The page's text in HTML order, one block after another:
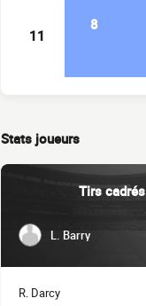
11
8
Stats joueurs
Tirs cadrés
L. Barry
R. Darcy